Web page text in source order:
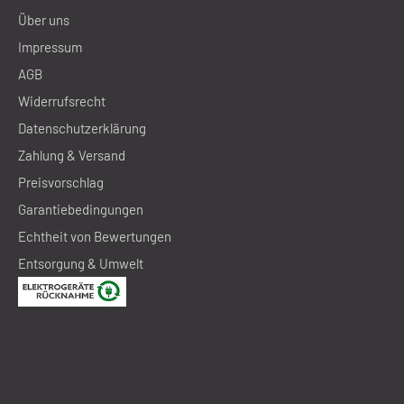
Über uns
Impressum
AGB
Widerrufsrecht
Datenschutzerklärung
Zahlung & Versand
Preisvorschlag
Garantiebedingungen
Echtheit von Bewertungen
Entsorgung & Umwelt